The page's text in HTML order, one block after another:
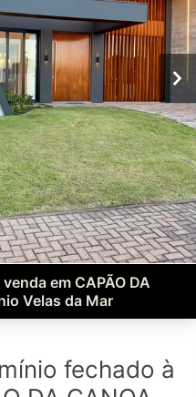
em CAPÃO DA
Velas da Mar
fechado à